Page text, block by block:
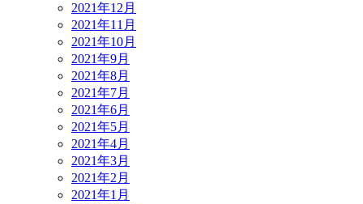
2021年12月
2021年11月
2021年10月
2021年9月
2021年8月
2021年7月
2021年6月
2021年5月
2021年4月
2021年3月
2021年2月
2021年1月